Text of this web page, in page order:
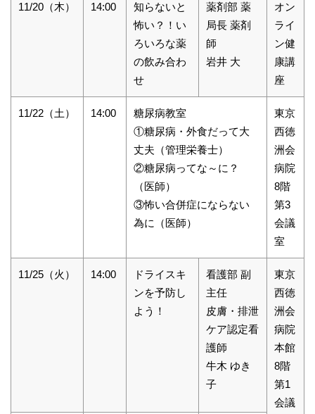
11/20（木） 14:00
知らないと
怖い？！い
ろいろな薬
の飲み合わ
せ
薬剤部 薬
局長 薬剤
師
岩井 大
オン
ライ
ン健
康講
座
11/22（土） 14:00
糖尿病教室
①糖尿病・外食だって大
丈夫（管理栄養士）
②糖尿病ってな～に？
（医師）
③怖い合併症にならない
為に（医師）
東京
西徳
洲会
病院
8階
第3
会議
室
11/25（火） 14:00
ドライスキ
ンを予防し
よう！
看護部 副
主任
皮膚・排泄
ケア認定看
護師
牛木 ゆき
子
東京
西徳
洲会
病院
本館
8階
第1
会議